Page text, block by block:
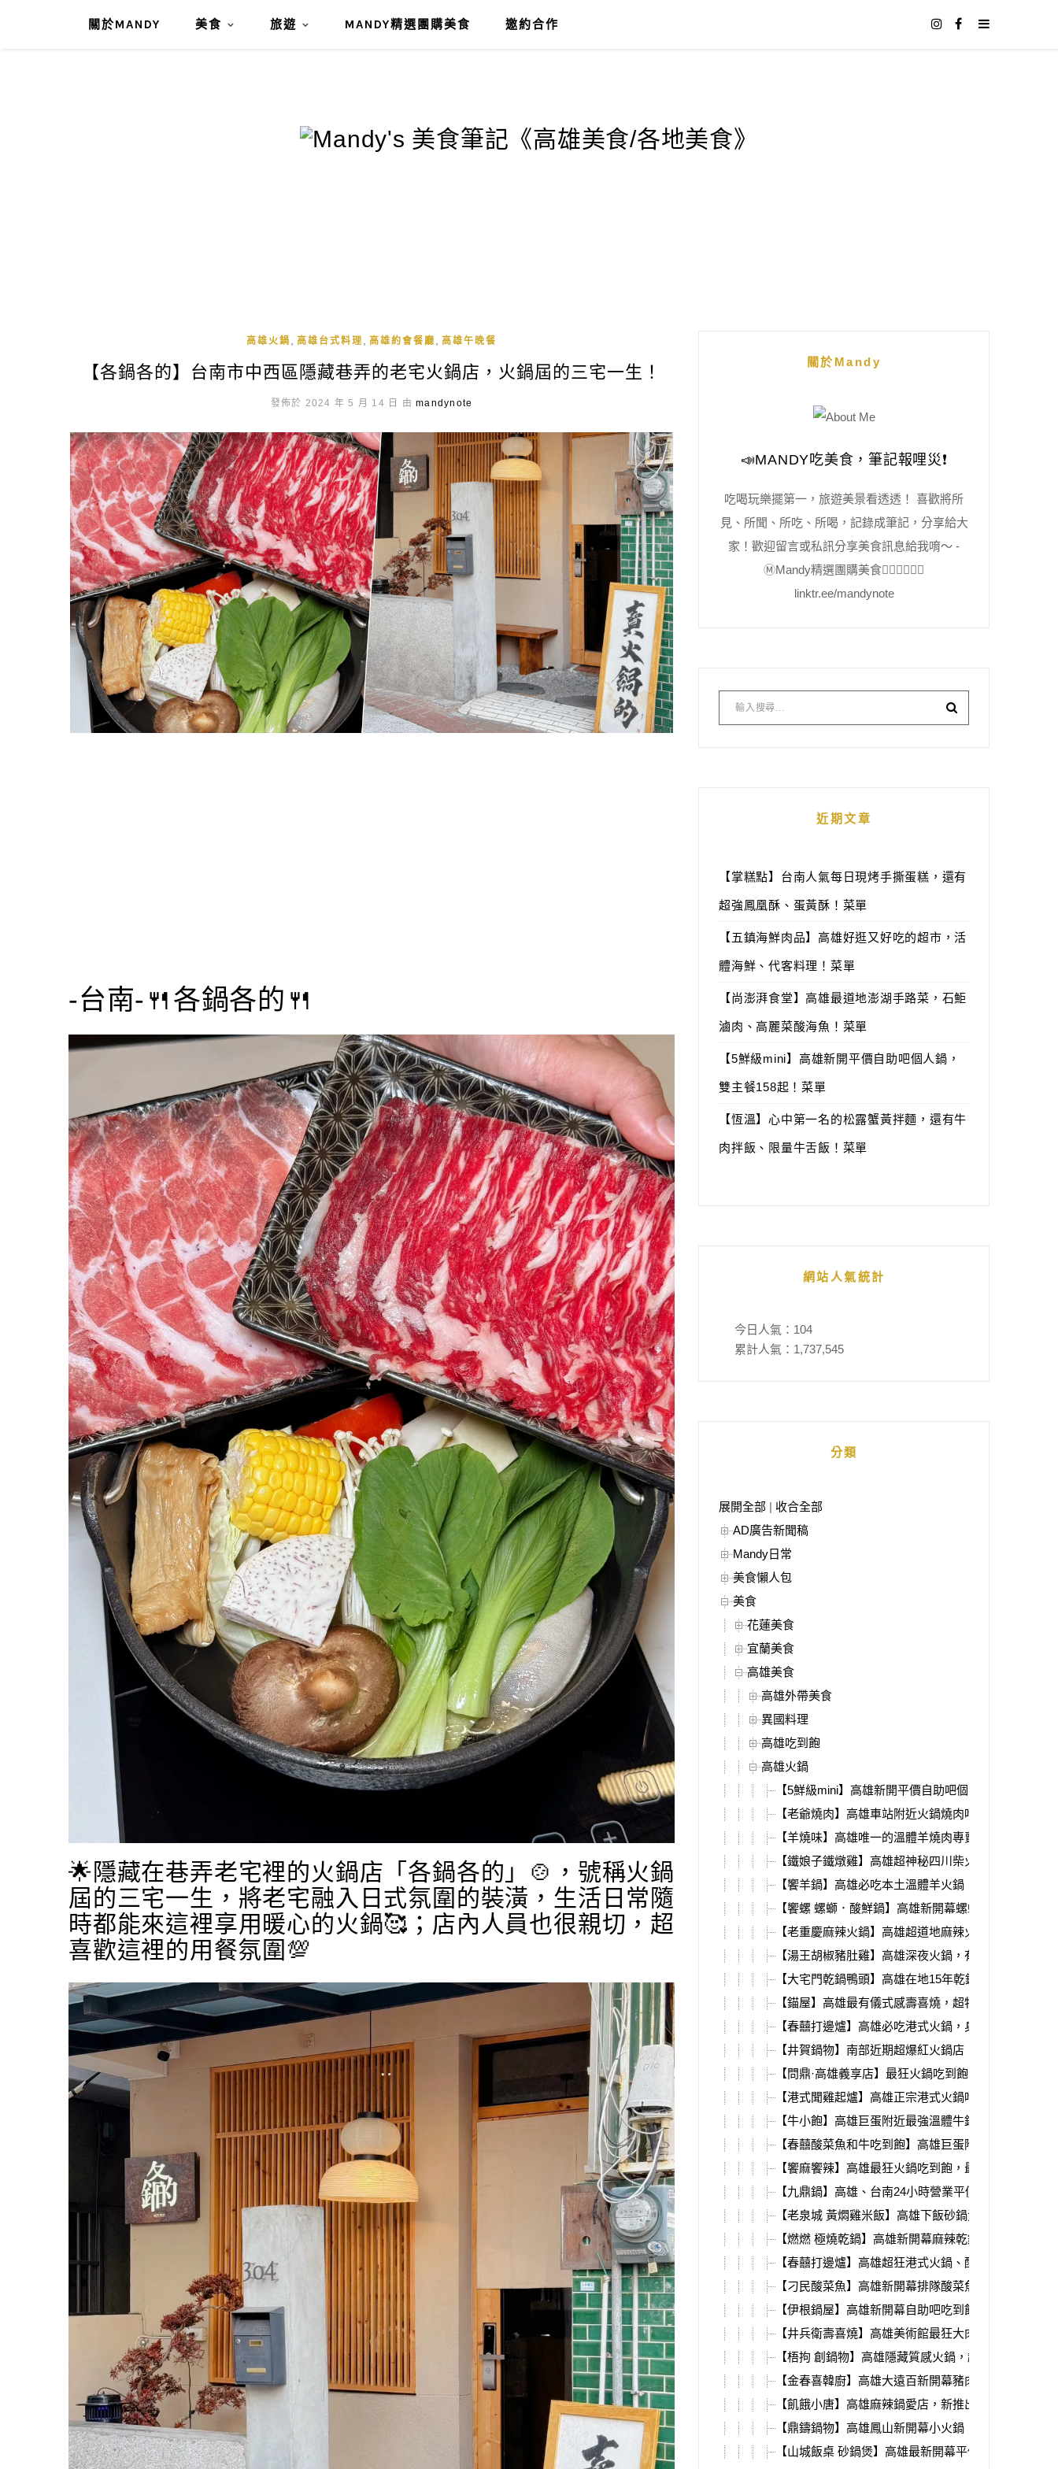
關於MANDY 美食 旅遊 MANDY精選團購美食 邀約合作
高雄火鍋 高雄台式料理 高雄約會餐廳 高雄午晚餐
【各鍋各的】台南市中西區隱藏巷弄的老宅火鍋店，火鍋屆的三宅一生！
發佈於 2024 年 5 月 14 日 由mandynote
-台南-🍴各鍋各的🍴
🌟隱藏在巷弄老宅裡的火鍋店「各鍋各的」🍲，號稱火鍋
屆的三宅一生，將老宅融入日式氛圍的裝潢，生活日常隨
時都能來這裡享用暖心的火鍋🥰；店內人員也很親切，超
喜歡這裡的用餐氛圍💯
關於Mandy
📣MANDY吃美食，筆記報哩災❗️
吃喝玩樂擺第一，旅遊美景看透透！ 喜歡將所
見、所聞、所吃、所喝，記錄成筆記，分享給大
家！歡迎留言或私訊分享美食訊息給我唷～ -
Ⓜ️Mandy精選團購美食👇🏻👇🏻👇🏻
linktr.ee/mandynote
近期文章
【掌糕點】台南人氣每日現烤手撕蛋糕，還有
超強鳳凰酥、蛋黃酥！菜單
【五鎮海鮮肉品】高雄好逛又好吃的超市，活
體海鮮、代客料理！菜單
【尚澎湃食堂】高雄最道地澎湖手路菜，石鮔
滷肉、高麗菜酸海魚！菜單
【5鮮級mini】高雄新開平價自助吧個人鍋，
雙主餐158起！菜單
【恆溫】心中第一名的松露蟹黃拌麵，還有牛
肉拌飯、限量牛舌飯！菜單
網站人氣統計
今日人氣： 104
累計人氣： 1,737,545
分類
展開全部 | 收合全部
AD廣告新聞稿
Mandy日常
美食懶人包
美食
花蓮美食
宜蘭美食
高雄美食
高雄外帶美食
異國料理
高雄吃到飽
高雄火鍋
【5鮮級mini】高雄新開平價自助吧個人鍋，雙主餐
【老爺燒肉】高雄車站附近火鍋燒肉吃到飽，超多種
【羊燒味】高雄唯一的溫體羊燒肉專賣店，必吃每日
【鐵娘子鐵燉雞】高雄超神秘四川柴火雞，楠梓高科
【饗羊鍋】高雄必吃本土溫體羊火鍋，還有超強烤雞
【饗螺 螺螄．酸鮮鍋】高雄新開幕螺螄鐵鍋燉，必吃
【老重慶麻辣火鍋】高雄超道地麻辣火鍋，中式裝潢
【湯王胡椒豬肚雞】高雄深夜火鍋，有包廂、必吃銷
【大宅門乾鍋鴨頭】高雄在地15年乾鍋鴨頭，加入高
【錨屋】高雄最有儀式感壽喜燒，超特別香菜肉塔、
【春囍打邊爐】高雄必吃港式火鍋，身分證活動送大
【井賀鍋物】南部近期超爆紅火鍋店，最狂畫糖、棉
【問鼎·高雄義享店】最狂火鍋吃到飽，肉品+海鮮+9
【港式聞雞起爐】高雄正宗港式火鍋吃到飽，必吃超
【牛小飽】高雄巨蛋附近最強溫體牛鍋，每日善化直
【春囍酸菜魚和牛吃到飽】高雄巨蛋附近最強酸菜魚
【饗麻饗辣】高雄最狂火鍋吃到飽，最新港式料理季
【九鼎鍋】高雄、台南24小時營業平價小火鍋，超豐
【老泉城 黃燜雞米飯】高雄下飯砂鍋黃燜雞，冰沙雞
【燃燃 極燒乾鍋】高雄新開幕麻辣乾鍋，5種口味、
【春囍打邊爐】高雄超狂港式火鍋、酸菜魚，爆卵香
【刁民酸菜魚】高雄新開幕排隊酸菜魚，必吃炸雞+
【伊根鍋屋】高雄新開幕自助吧吃到飽火鍋店，野菜
【井兵衛壽喜燒】高雄美術館最狂大肉盤火鍋，新推
【梧拘 創鍋物】高雄隱藏質感火鍋，超強特色鍋料、
【金春喜韓廚】高雄大遠百新開幕豬肉湯飯，必吃韓
【飢餓小唐】高雄麻辣鍋愛店，新推出百花油條、超
【鼎鑄鍋物】高雄鳳山新開幕小火鍋，白飯、麵類、
【山城飯桌 砂鍋煲】高雄最新開幕平價好吃砂鍋煲、